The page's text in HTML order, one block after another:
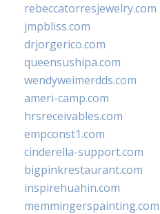
rebeccatorresjewelry.com
jmpbliss.com
drjorgerico.com
queensushipa.com
wendyweimerdds.com
ameri-camp.com
hrsreceivables.com
empconst1.com
cinderella-support.com
bigpinkrestaurant.com
inspirehuahin.com
memmingerspainting.com